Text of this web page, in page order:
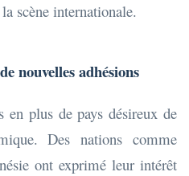
scène internationale.
nouvelles adhésions
plus de pays désireux de
Des nations comme
ont exprimé leur intérêt